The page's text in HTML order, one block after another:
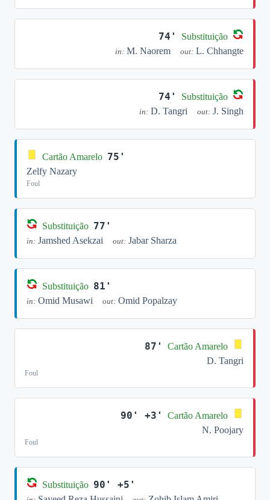
74' Substituição
in: M. Naorem out: L. Chhangte
74' Substituição
in: D. Tangri out: J. Singh
Cartão Amarelo 75'
Zelfy Nazary
Foul
Substituição 77'
in: Jamshed Asekzai out: Jabar Sharza
Substituição 81'
in: Omid Musawi out: Omid Popalzay
87'
Cartão Amarelo
D. Tangri
Foul
90' +3'
Cartão Amarelo
N. Poojary
Foul
Substituição 90' +5'